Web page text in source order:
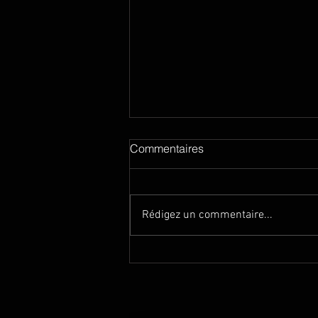
Gessiambre 2.0
Bienvenue sur mon nouveau site
re-construire mon site web de
fond en...
Commentaires
Rédigez un commentaire...